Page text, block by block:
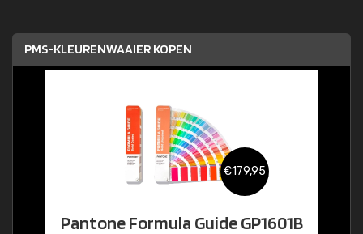
PMS-KLEURENWAAIER KOPEN
€179,95
Pantone Formula Guide GP1601B